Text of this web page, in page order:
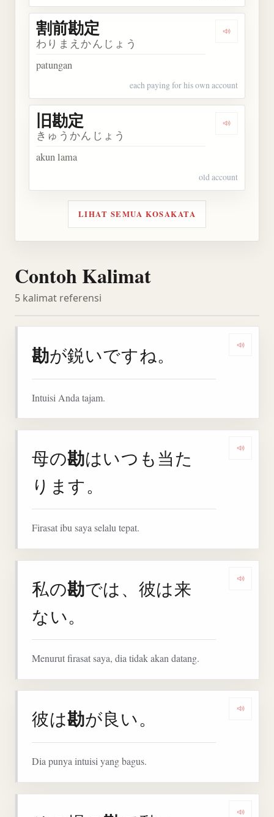
Dengarkan
割前勘定
わりまえかんじょう
patungan
each paying for his own account
Dengarkan
旧勘定
きゅうかんじょう
akun lama
old account
LIHAT SEMUA KOSAKATA
Contoh Kalimat
5 kalimat referensi
勘が鋭いですね。
Intuisi Anda tajam.
母の勘はいつも当た
ります。
Firasat ibu saya selalu tepat.
私の勘では、彼は来
ない。
Menurut firasat saya, dia tidak akan datang.
彼は勘が良い。
Dia punya intuisi yang bagus.